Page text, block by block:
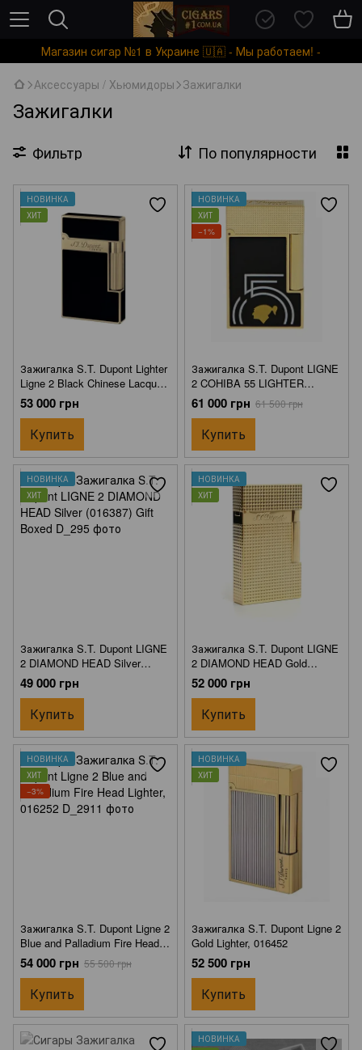
Магазин сигар №1 в Украине 🇺🇦 - Мы работаем! -
Аксессуары / Хьюмидоры Зажигалки
Зажигалки
Фильтр По популярности
НОВИНКА
ХИТ
Зажигалка S.T. Dupont Lighter
Ligne 2 Black Chinese Lacquer
& Gold (016884) Gift Boxed
53 000 грн
Купить
НОВИНКА
ХИТ
−1%
Зажигалка S.T. Dupont LIGNE
2 COHIBA 55 LIGHTER
(016885) Gift Boxed
61 000 грн 61 500 грн
Купить
НОВИНКА
ХИТ
Зажигалка S.T. Dupont LIGNE
2 DIAMOND HEAD Silver
(016387) Gift Boxed
49 000 грн
Купить
НОВИНКА
ХИТ
Зажигалка S.T. Dupont LIGNE
2 DIAMOND HEAD Gold
(016387) Gift Boxed
52 000 грн
Купить
НОВИНКА
ХИТ
−3%
Зажигалка S.T. Dupont Ligne 2
Blue and Palladium Fire Head
Lighter, 016252
54 000 грн 55 500 грн
Купить
НОВИНКА
ХИТ
Зажигалка S.T. Dupont Ligne 2
Gold Lighter, 016452
52 500 грн
Купить
НОВИНКА